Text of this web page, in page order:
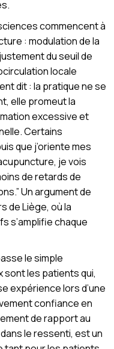
commencent à
: modulation de la
du seuil de
locale
dit : la pratique ne se
elle promeut la
excessive et
Certains
que j’oriente mes
je vois
de retards de
Un argument de
de Liège, où la
s’amplifie chaque
le simple
sont les patients qui,
expérience lors d’une
confiance en
de rapport au
le ressenti, est un